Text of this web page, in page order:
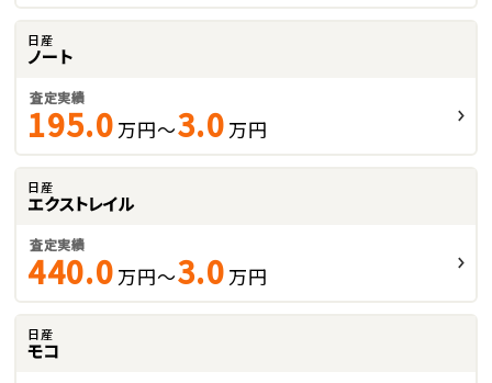
日産
ノート
査定実績
195.0 万円～3.0 万円
日産
エクストレイル
査定実績
440.0 万円～3.0 万円
日産
モコ